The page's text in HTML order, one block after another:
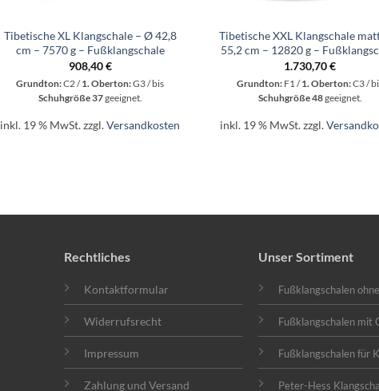
Tibetische XL Klangschale – Ø 42,8
cm – 7570 g – Fußklangschale
908,40€
Grundton:C2 /1. Oberton:G3 / bis
Schuhgröße 37geeignet.
inkl. 19 % MwSt.zzgl.Versandkosten
Tibetische XXL Klangschale
55,2 cm – 12820 g –
1.730,70€
Grundton: F1 /1. Oberton:C3 /
Schuhgröße 48geeignet.
inkl. 19 % MwSt.zzgl.
Rechtliches
Kontaktformular
Widerrufsrecht
Impressum
Zahlung und Versand
Unser Sortiment
Fußklangschalen
Fußklangschalen mit
Fußklangschalen für
Peter-Hess